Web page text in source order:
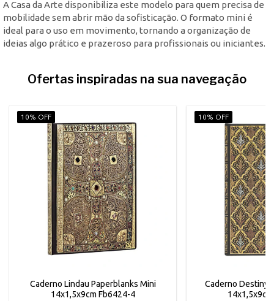
A Casa da Arte disponibiliza este modelo para quem precisa de
mobilidade sem abrir mão da sofisticação. O formato mini é
ideal para o uso em movimento, tornando a organização de
ideias algo prático e prazeroso para profissionais ou iniciantes.
Ofertas inspiradas na sua navegação
10% OFF
Caderno Lindau Paperblanks Mini
14x1,5x9cm Fb6424-4
10% OFF
Caderno Destiny